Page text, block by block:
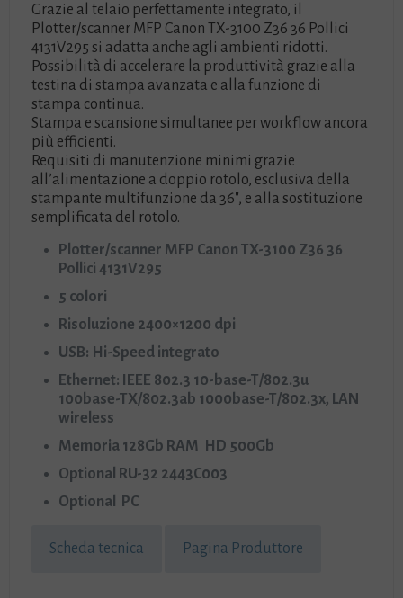
quantità
Grazie al telaio perfettamente integrato, il
Plotter/scanner MFP Canon TX-3100 Z36 36 Pollici
4131V295 si adatta anche agli ambienti ridotti.
Possibilità di accelerare la produttività grazie alla
testina di stampa avanzata e alla funzione di
stampa continua.
Stampa e scansione simultanee per workflow ancora
più efficienti.
Requisiti di manutenzione minimi grazie
all’alimentazione a doppio rotolo, esclusiva della
stampante multifunzione da 36″, e alla sostituzione
semplificata del rotolo.
Plotter/scanner MFP Canon TX-3100 Z36 36
Pollici 4131V295
5 colori
Risoluzione 2400×1200 dpi
USB: Hi-Speed integrato
Ethernet: IEEE 802.3 10-base-T/802.3u
100base-TX/802.3ab 1000base-T/802.3x, LAN
wireless
Memoria 128Gb RAM HD 500Gb
Optional RU-32 2443C003
Optional PC
Scheda tecnica Pagina Produttore